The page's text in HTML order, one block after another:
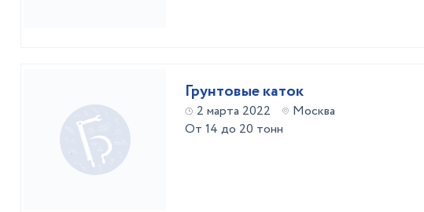
Грунтовые каток
2 марта 2022
Москва
От 14 до 20 тонн